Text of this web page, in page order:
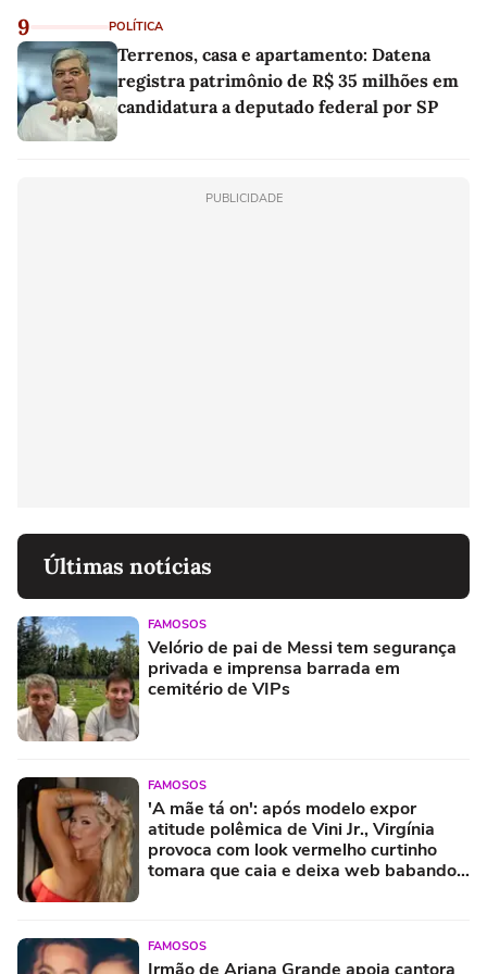
9 POLÍTICA
Terrenos, casa e apartamento: Datena
registra patrimônio de R$ 35 milhões em
candidatura a deputado federal por SP
PUBLICIDADE
Últimas notícias
FAMOSOS
Velório de pai de Messi tem segurança
privada e imprensa barrada em
cemitério de VIPs
FAMOSOS
'A mãe tá on': após modelo expor
atitude polêmica de Vini Jr., Virgínia
provoca com look vermelho curtinho
tomara que caia e deixa web babando.
FAMOSOS